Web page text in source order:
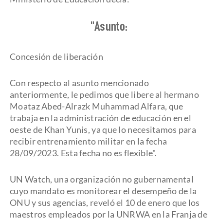
"Asunto:
Concesión de liberación
Con respecto al asunto mencionado
anteriormente, le pedimos que libere al hermano
Moataz Abed-Alrazk Muhammad Alfara, que
trabaja en la administración de educación en el
oeste de Khan Yunis, ya que lo necesitamos para
recibir entrenamiento militar en la fecha
28/09/2023. Esta fecha no es flexible".
UN Watch, una organización no gubernamental
cuyo mandato es monitorear el desempeño de la
ONU y sus agencias, reveló el 10 de enero que los
maestros empleados por la UNRWA en la Franja de